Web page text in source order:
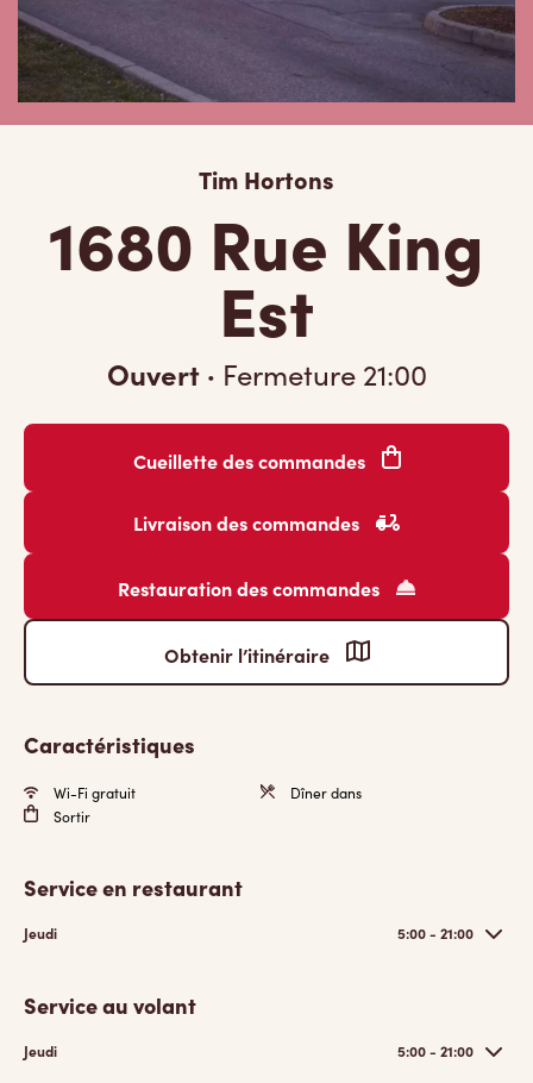
Tim Hortons
1680 Rue King
Est
Ouvert · Fermeture 21:00
Cueillette des commandes
Livraison des commandes
Restauration des commandes
Obtenir l’itinéraire
Caractéristiques
Wi-Fi gratuit
Dîner dans
Sortir
Service en restaurant
Jeudi 5:00 - 21:00
Service au volant
Jeudi 5:00 - 21:00